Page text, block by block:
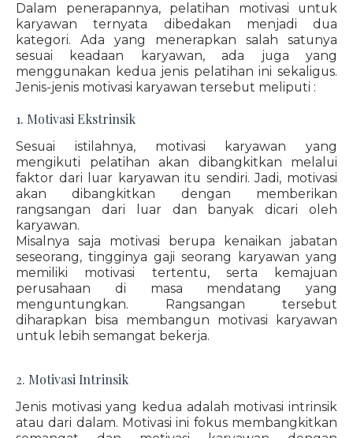
Dalam penerapannya, pelatihan motivasi untuk
karyawan ternyata dibedakan menjadi dua
kategori. Ada yang menerapkan salah satunya
sesuai keadaan karyawan, ada juga yang
menggunakan kedua jenis pelatihan ini sekaligus.
Jenis-jenis motivasi karyawan tersebut meliputi :
1. Motivasi Ekstrinsik
Sesuai istilahnya, motivasi karyawan yang
mengikuti pelatihan akan dibangkitkan melalui
faktor dari luar karyawan itu sendiri. Jadi, motivasi
akan dibangkitkan dengan memberikan
rangsangan dari luar dan banyak dicari oleh
karyawan.
Misalnya saja motivasi berupa kenaikan jabatan
seseorang, tingginya gaji seorang karyawan yang
memiliki motivasi tertentu, serta kemajuan
perusahaan di masa mendatang yang
menguntungkan. Rangsangan tersebut
diharapkan bisa membangun motivasi karyawan
untuk lebih semangat bekerja.
2. Motivasi Intrinsik
Jenis motivasi yang kedua adalah motivasi intrinsik
atau dari dalam. Motivasi ini fokus membangkitkan